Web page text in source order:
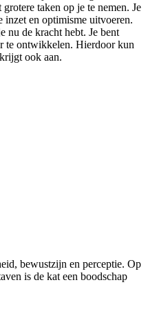
taken op je te nemen. Je
inzet en optimisme uitvoeren.
nu de kracht hebt. Je bent
te ontwikkelen. Hierdoor kun
ook aan.
bewustzijn en perceptie. Op
is de kat een boodschap